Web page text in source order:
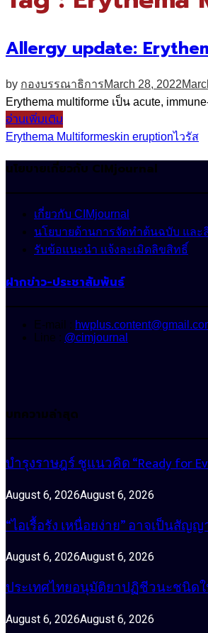
Allergy update:
by กองบรรณาธิการMarch 28, 2022
Erythema multiforme เป็น acute,
อ่านเพิ่มเติม
Erythema Multiformeskin eruptionไวรัส
นโยบายเกี่ยวกับ CIMjournal
เกี่ยวกับ CIMjournal
นโยบายด้านการจัดทำต้นฉบับ และ
รับข้อแนะนำ แจ้งละเมิดลิขสิทธิ์
ฝากข่าว-ประชาสัมพันธ์
E-mail :
Line : @cimjournal
บทความล่าสุด
บำรุงราษฎร์ ชูแนวคิด “Ready for
August 6, 2026August 6, 2026
“ไอเรื้อรัง เหนื่อยง่าย” อาจเป็น
August 6, 2026August 6, 2026
ประเทศไทยอนุมัติยาปฏิชีวนะชนิด
August 6, 2026August 6, 2026